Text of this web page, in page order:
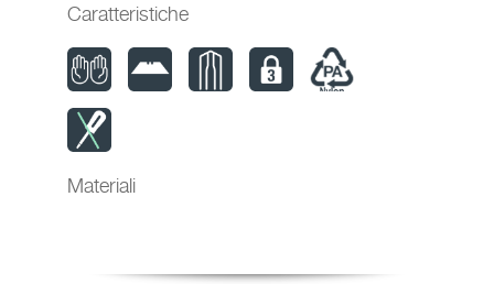
Caratteristiche
Ambidestro
lama
Materiali